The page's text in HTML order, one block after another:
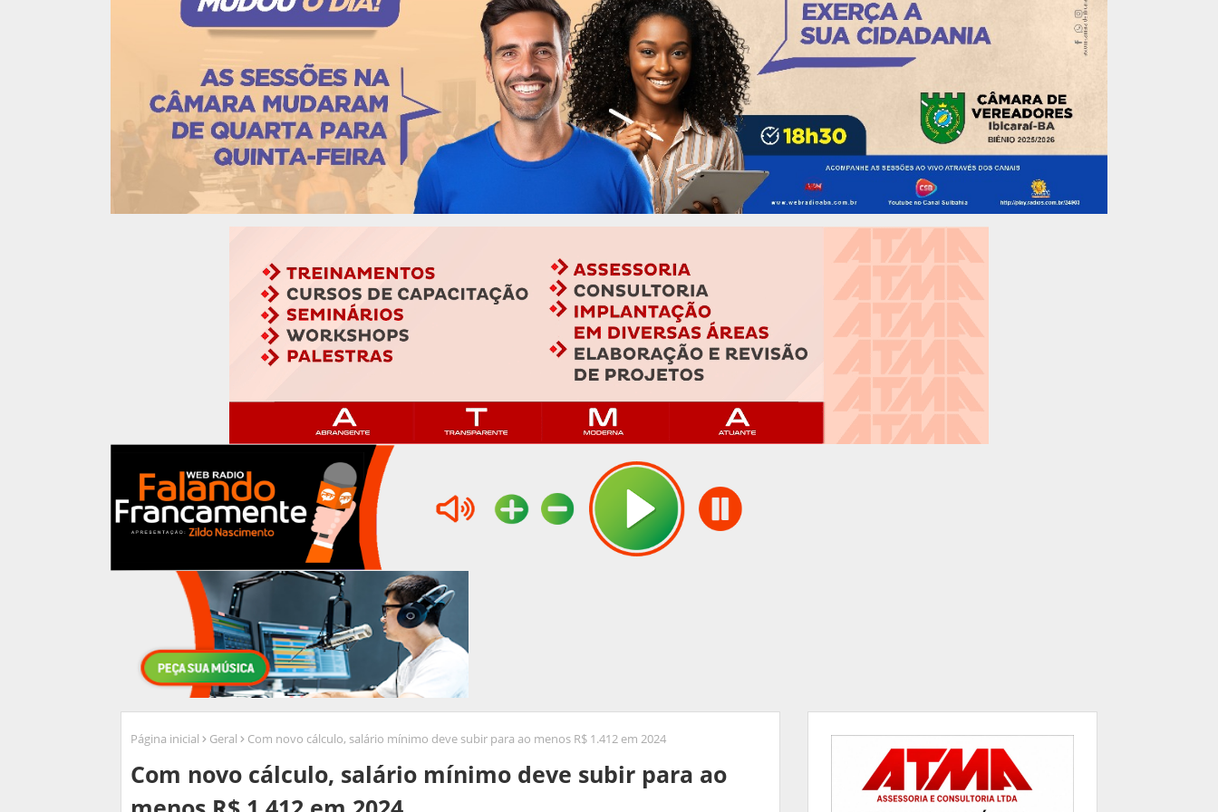
Página inicial Geral Com novo cálculo, salário mínimo deve subir para ao menos R$ 1.412 em 2024
Com novo cálculo, salário mínimo deve subir para ao